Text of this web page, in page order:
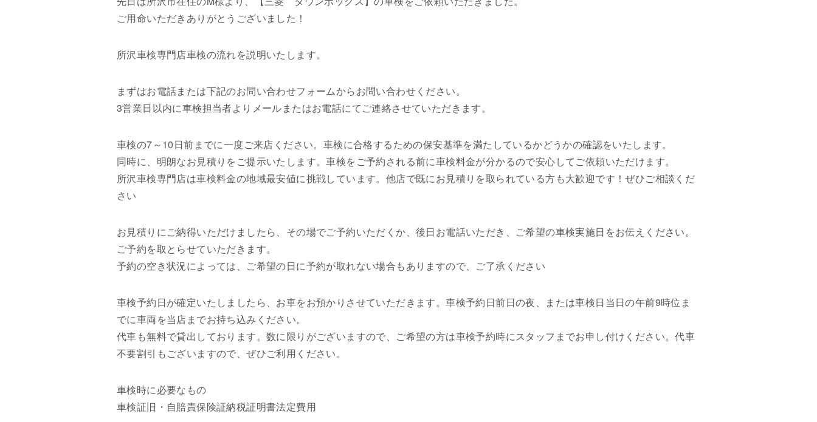
ご用命いただきありがとうございました！
所沢車検専門店車検の流れを説明いたします。
まずはお電話または下記のお問い合わせフォームからお問い合わせください。
3営業日以内に車検担当者よりメールまたはお電話にてご連絡させていただきます。
車検の7～10日前までに一度ご来店ください。車検に合格するための保安基準を満たしているかどうかの確認をいたします。
同時に、明朗なお見積りをご提示いたします。車検をご予約される前に車検料金が分かるので安心してご依頼いただけます。
所沢車検専門店は車検料金の地域最安値に挑戦しています。他店で既にお見積りを取られている方も大歓迎です！ぜひご相談くだ
さい
お見積りにご納得いただけましたら、その場でご予約いただくか、後日お電話いただき、ご希望の車検実施日をお伝えください。
ご予約を取とらせていただきます。
予約の空き状況によっては、ご希望の日に予約が取れない場合もありますので、ご了承ください
車検予約日が確定いたしましたら、お車をお預かりさせていただきます。車検予約日前日の夜、または車検日当日の午前9時位ま
でに車両を当店までお持ち込みください。
代車も無料で貸出しております。数に限りがございますので、ご希望の方は車検予約時にスタッフまでお申し付けください。代車
不要割引もございますので、ぜひご利用ください。
車検時に必要なもの
車検証旧・自賠責保険証納税証明書法定費用